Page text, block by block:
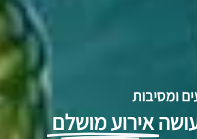
ומסיבות
אירוע מושלם